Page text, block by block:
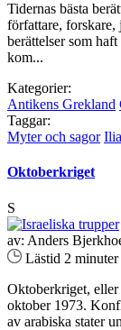
Tidernas bästa
författare,
berättelser som
kom...
Kategorier:
Antikens Grekland
Taggar:
Myter och sagor
Oktoberkriget
S
av: Anders
Lästid 2 minuter
Oktoberkriget,
oktober 1973.
av arabiska stater